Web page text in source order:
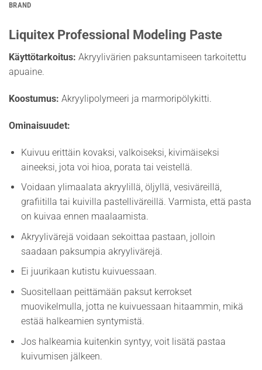
BRAND
Liquitex Professional Modeling Paste
Käyttötarkoitus: Akryylivärien paksuntamiseen tarkoitettu
apuaine.
Koostumus: Akryylipolymeeri ja marmoripölykitti.
Ominaisuudet:
Kuivuu erittäin kovaksi, valkoiseksi, kivimäiseksi
aineeksi, jota voi hioa, porata tai veistellä.
Voidaan ylimaalata akryylillä, öljyllä, vesiväreillä,
grafiitilla tai kuivilla pastelliväreillä. Varmista, että pasta
on kuivaa ennen maalaamista.
Akryylivärejä voidaan sekoittaa pastaan, jolloin
saadaan paksumpia akryylivärejä.
Ei juurikaan kutistu kuivuessaan.
Suositellaan peittämään paksut kerrokset
muovikelmulla, jotta ne kuivuessaan hitaammin, mikä
estää halkeamien syntymistä.
Jos halkeamia kuitenkin syntyy, voit lisätä pastaa
kuivumisen jälkeen.